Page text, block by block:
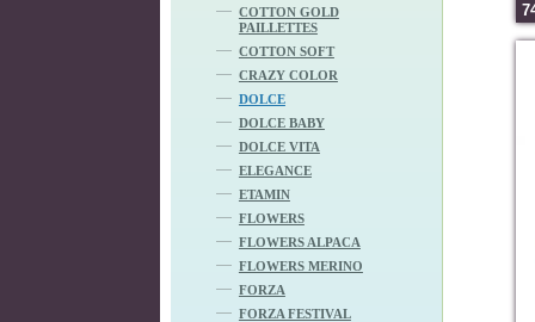
COTTON GOLD
PAILLETTES
COTTON SOFT
CRAZY COLOR
DOLCE
DOLCE BABY
DOLCE VITA
ELEGANCE
ETAMIN
FLOWERS
FLOWERS ALPACA
FLOWERS MERINO
FORZA
FORZA FESTIVAL